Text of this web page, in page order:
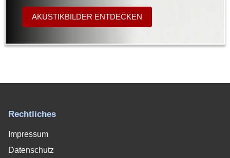
AKUSTIKBILDER ENTDECKEN
Rechtliches
Impressum
Datenschutz